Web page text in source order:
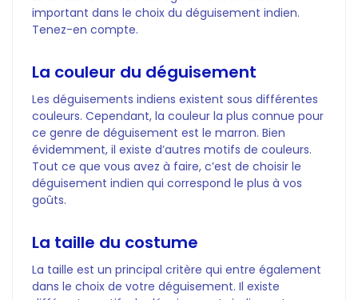
important dans le choix du déguisement indien.
Tenez-en compte.
La couleur du déguisement
Les déguisements indiens existent sous différentes
couleurs. Cependant, la couleur la plus connue pour
ce genre de déguisement est le marron. Bien
évidemment, il existe d’autres motifs de couleurs.
Tout ce que vous avez à faire, c’est de choisir le
déguisement indien qui correspond le plus à vos
goûts.
La taille du costume
La taille est un principal critère qui entre également
dans le choix de votre déguisement. Il existe